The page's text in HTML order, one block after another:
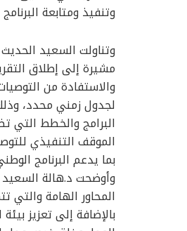
وتنفيذ ومتابعة
وتناولت السعيد
مشيرة إلى إطلاق
والاستفادة من
لجدول زمني محدد،
البرامج والخطط التي
الموقف التنفيذي
بما يدعم البرنامج
وأوضحت د.هالة
المحاور الهامة والتي
بالإضافة إلى تعزيز